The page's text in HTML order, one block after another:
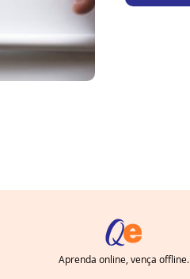
Aprenda online, vença offline.